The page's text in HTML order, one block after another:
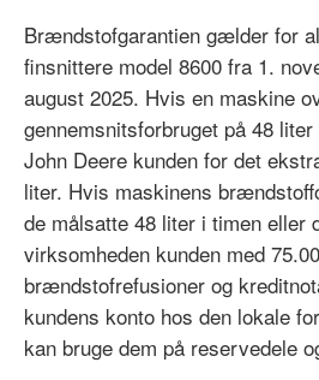
Brændstofgarantien gælder for
finsnittere model 8600 fra 1.
august 2025. Hvis en maskine
gennemsnitsforbruget på 48
John Deere kunden for det
liter. Hvis maskinens
de målsatte 48 liter i timen eller
virksomheden kunden med
brændstofrefusioner og
kundens konto hos den lokale
kan bruge dem på reservedele